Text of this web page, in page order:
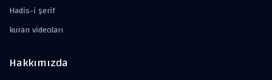
Hadis-i şerif
kuran videoları
Hakkımızda